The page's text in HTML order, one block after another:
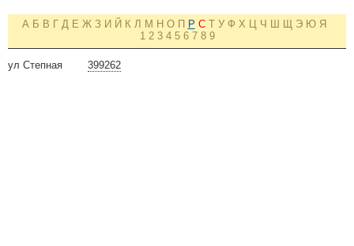
А Б В Г Д Е Ж З И Й К Л М Н О П Р С Т У Ф Х Ц Ч Ш Щ Э Ю Я
1 2 3 4 5 6 7 8 9
399262
ул Степная